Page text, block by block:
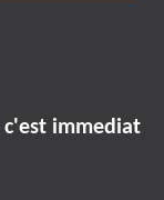
c'est immediat